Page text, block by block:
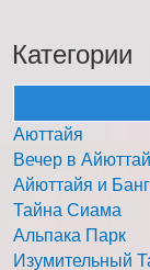
Категории
Аюттайя
Вечер в
Айюттайя и
Тайна Сиама
Альпака Парк
Изумительный